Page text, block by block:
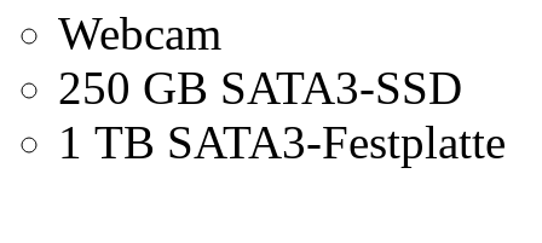
Webcam
250 GB SATA3-SSD
1 TB SATA3-Festplatte